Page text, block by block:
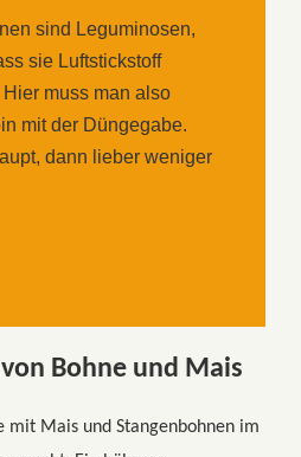
sind Leguminosen,
sie Luftstickstoff
muss man also
mit der Düngegabe.
dann lieber weniger
Bohne und Mais
mit Mais und Stangenbohnen im